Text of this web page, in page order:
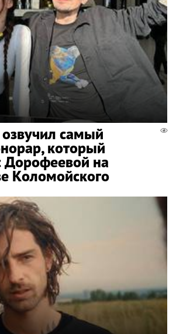
самый
который
Дорофеевой на
Коломойского